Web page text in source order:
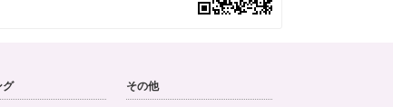
グ その他